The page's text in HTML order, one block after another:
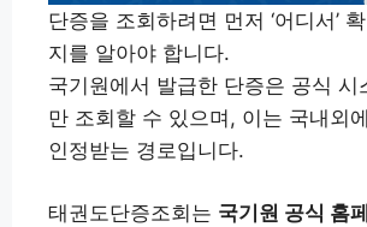
단증을 조회하려면 먼저 ‘어디서’
지를 알아야 합니다.
국기원에서 발급한 단증은 공식 시
만 조회할 수 있으며, 이는 국내외
인정받는 경로입니다.
태권도단증조회는 국기원 공식 홈